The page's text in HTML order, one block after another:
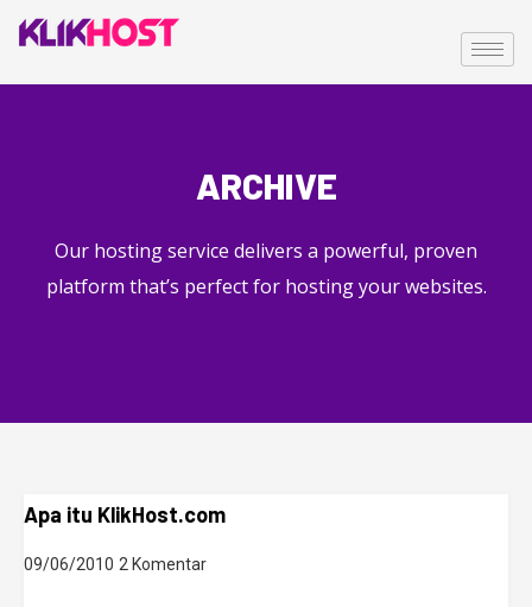
ARCHIVE
Our hosting service delivers a powerful, proven
platform that’s perfect for hosting your websites.
Apa itu KlikHost.com
09/06/2010 2 Komentar